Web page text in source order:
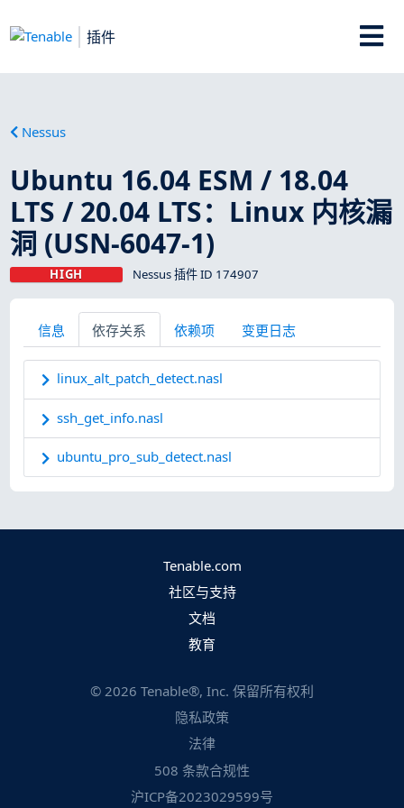
插件
Nessus
Ubuntu 16.04 ESM / 18.04
LTS / 20.04 LTS：Linux 内核漏
洞 (USN-6047-1)
HIGH Nessus 插件 ID 174907
信息 依存关系 依赖项 变更日志
linux_alt_patch_detect.nasl
ssh_get_info.nasl
ubuntu_pro_sub_detect.nasl
Tenable.com
社区与支持
文档
教育
© 2026 Tenable®, Inc. 保留所有权利
隐私政策
法律
508 条款合规性
沪ICP备2023029599号